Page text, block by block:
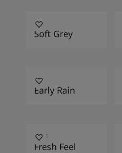
394
Soft Grey
486
Early Rain
4518
Fresh Feel